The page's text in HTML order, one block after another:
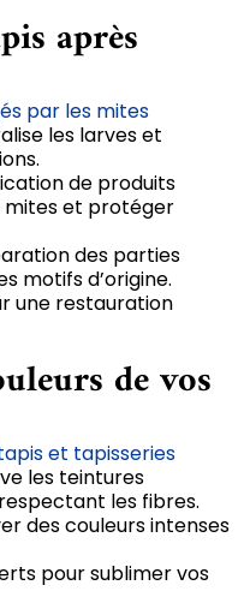
après
par les mites
les larves et
de produits
mites et protéger
des parties
motifs d’origine.
une restauration
de vos
et tapisseries
les teintures
les fibres.
des couleurs intenses
pour sublimer vos